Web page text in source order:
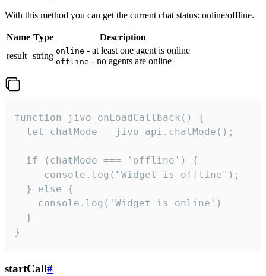
With this method you can get the current chat status: online/offline.
Name Type
Description
result string online - at least one agent is online
offline - no agents are online
function jivo_onLoadCallback() {
  let chatMode = jivo_api.chatMode();
  if (chatMode === 'offline') {
     console.log("Widget is offline");
  } else {
    console.log('Widget is online')
  }
}
startCall#